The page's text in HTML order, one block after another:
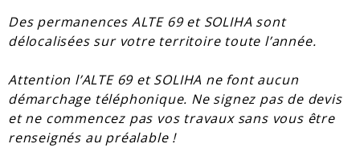
Des permanences ALTE 69 et SOLIHA sont
délocalisées sur votre territoire toute l’année.
Attention l’ALTE 69 et SOLIHA ne font aucun
démarchage téléphonique. Ne signez pas de devis
et ne commencez pas vos travaux sans vous être
renseignés au préalable !